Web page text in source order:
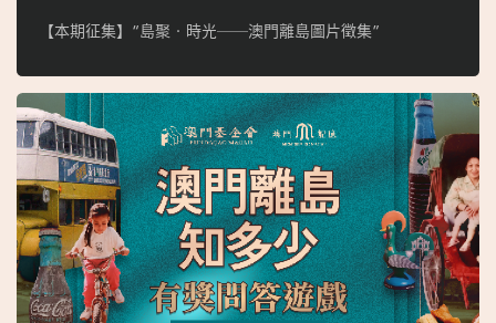
【本期征集】“島聚‧時光──澳門離島圖片徵集”